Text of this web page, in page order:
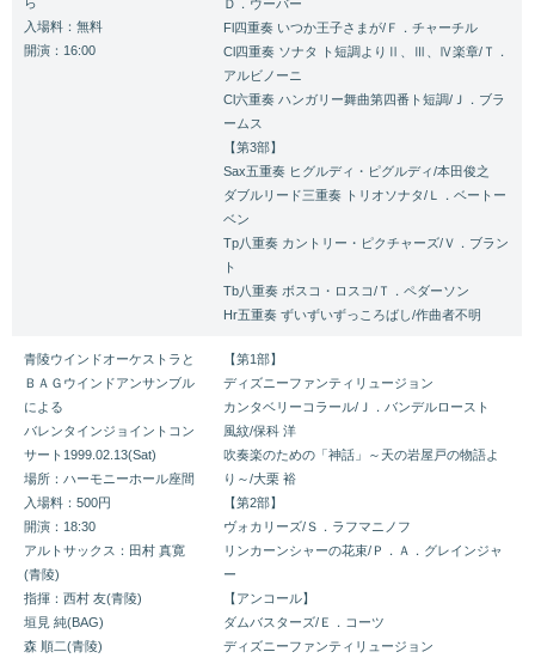
入場料：無料
開演：16:00
Ｄ．ウーバー
Fl四重奏 いつか王子さまが/Ｆ．チャーチル
Cl四重奏 ソナタ ト短調よりⅡ、Ⅲ、Ⅳ楽章/Ｔ．
アルビノーニ
Cl六重奏 ハンガリー舞曲第四番ト短調/Ｊ．ブラ
ームス
【第3部】
Sax五重奏 ヒグルディ・ピグルディ/本田俊之
ダブルリード三重奏 トリオソナタ/Ｌ．ベートー
ベン
Tp八重奏 カントリー・ピクチャーズ/Ｖ．ブラン
ト
Tb八重奏 ボスコ・ロスコ/Ｔ．ペダーソン
Hr五重奏 ずいずいずっころばし/作曲者不明
青陵ウインドオーケストラと
ＢＡＧウインドアンサンブル
による
バレンタインジョイントコン
サート1999.02.13(Sat)
場所：ハーモニーホール座間
入場料：500円
開演：18:30
アルトサックス：田村 真寛
(青陵)
指揮：西村 友(青陵)
垣見 純(BAG)
森 順二(青陵)
【第1部】
ディズニーファンティリュージョン
カンタベリーコラール/Ｊ．バンデルロースト
風紋/保科 洋
吹奏楽のための「神話」～天の岩屋戸の物語よ
り～/大栗 裕
【第2部】
ヴォカリーズ/Ｓ．ラフマニノフ
リンカーンシャーの花束/Ｐ．Ａ．グレインジャ
ー
【アンコール】
ダムバスターズ/Ｅ．コーツ
ディズニーファンティリュージョン